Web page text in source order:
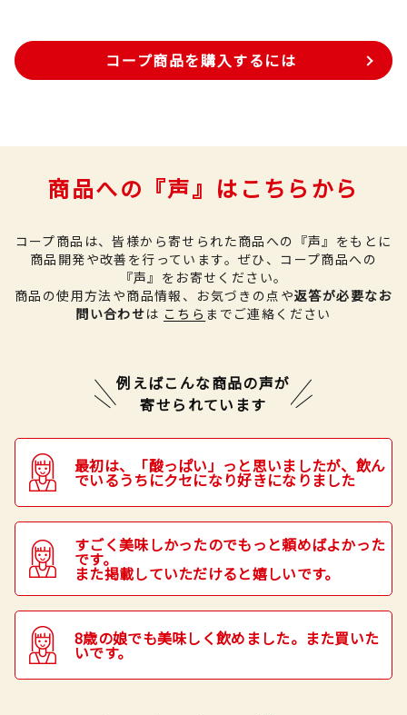
コープ商品を購入するには
商品への『声』はこちらから
コープ商品は、皆様から寄せられた商品への『声』をもとに
商品開発や改善を行っています。 ぜひ、コープ商品への
『声』をお寄せください。
商品の使用方法や商品情報、お気づきの点や返答が必要なお
問い合わせは こちら までご連絡ください
例えばこんな商品の声が
寄せられています
最初は、「酸っぱい」っと思いましたが、飲ん
でいるうちにクセになり好きになりました
すごく美味しかったのでもっと頼めばよかった
です。
また掲載していただけると嬉しいです。
8歳の娘でも美味しく飲めました。また買いた
いです。